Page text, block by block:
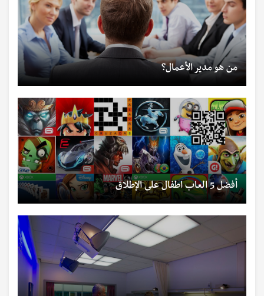
من هو مدير الأعمال؟
أفضل 5 العاب اطفال على الإطلاق